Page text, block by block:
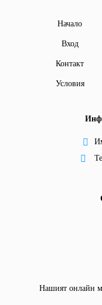
Начало
Вход
Контакт
Условия
Нашият онлайн